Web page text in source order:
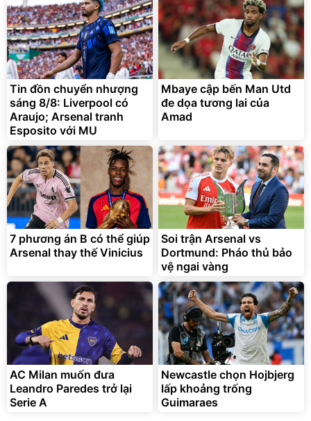
Tin đồn chuyển nhượng
sáng 8/8: Liverpool có
Araujo; Arsenal tranh
Esposito với MU
Mbaye cập bến Man Utd
đe dọa tương lai của
Amad
7 phương án B có thể giúp
Arsenal thay thế Vinicius
Soi trận Arsenal vs
Dortmund: Pháo thủ bảo
vệ ngai vàng
AC Milan muốn đưa
Leandro Paredes trở lại
Serie A
Newcastle chọn Hojbjerg
lấp khoảng trống
Guimaraes